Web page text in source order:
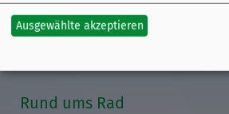
GPS-Daten
Rund ums Rad
Ausgewählte akzeptieren